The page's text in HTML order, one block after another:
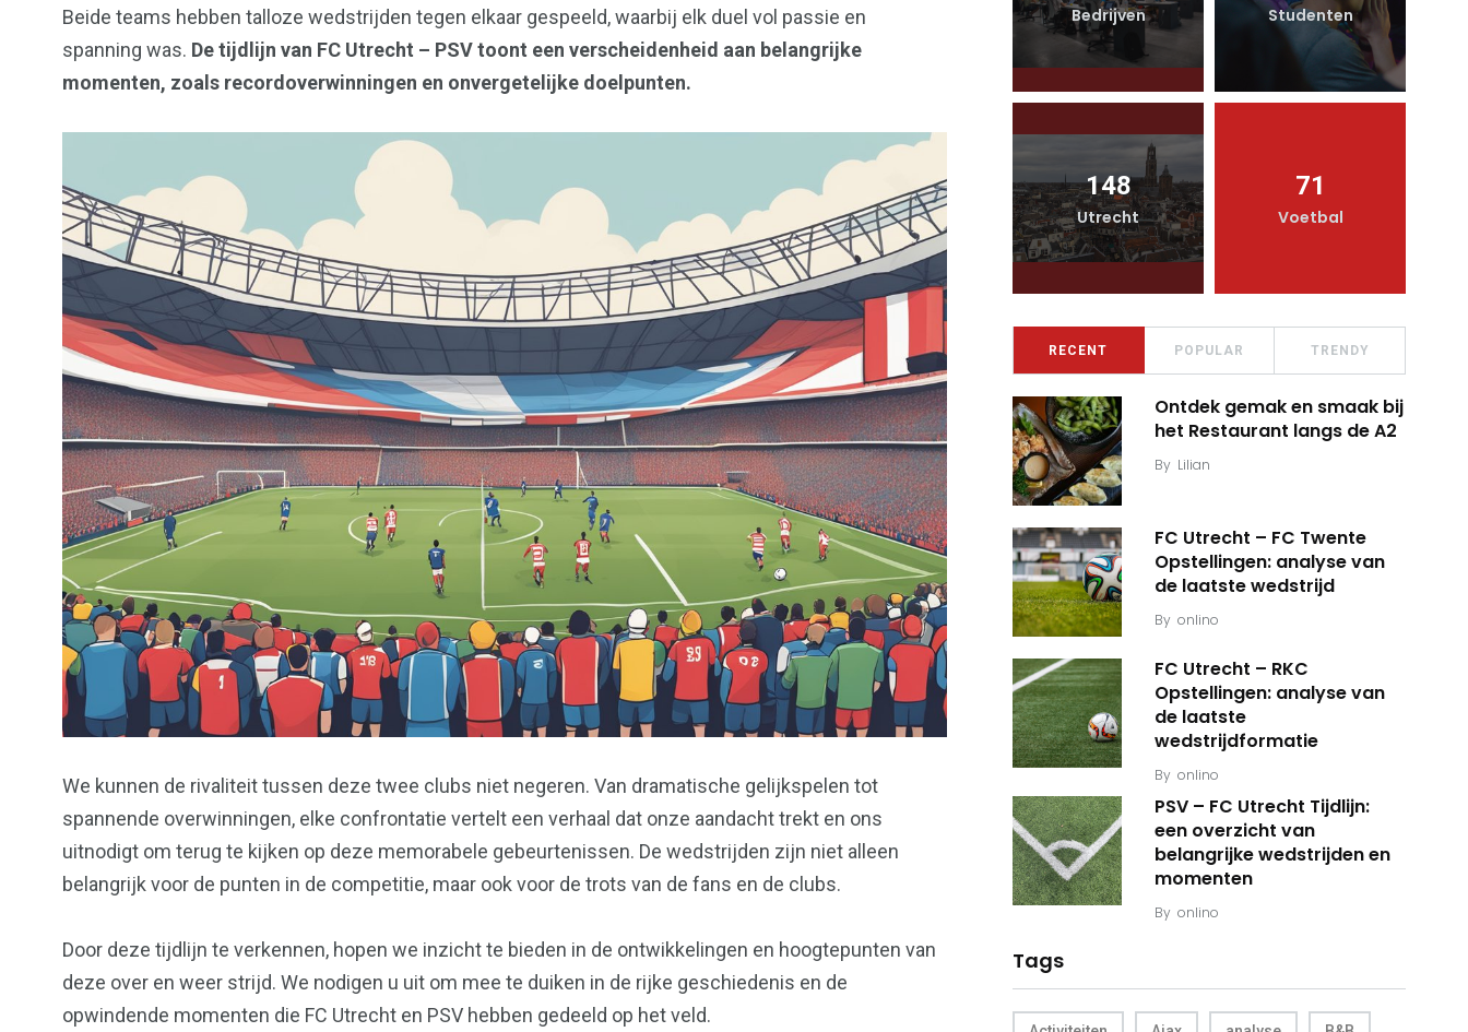
Beide teams hebben talloze wedstrijden tegen elkaar gespeeld, waarbij elk duel vol passie en
spanning was. De tijdlijn van FC Utrecht – PSV toont een verscheidenheid aan belangrijke
momenten, zoals recordoverwinningen en onvergetelijke doelpunten.
We kunnen de rivaliteit tussen deze twee clubs niet negeren. Van dramatische gelijkspelen tot
spannende overwinningen, elke confrontatie vertelt een verhaal dat onze aandacht trekt en ons
uitnodigt om terug te kijken op deze memorabele gebeurtenissen. De wedstrijden zijn niet alleen
belangrijk voor de punten in de competitie, maar ook voor de trots van de fans en de clubs.
Door deze tijdlijn te verkennen, hopen we inzicht te bieden in de ontwikkelingen en hoogtepunten van
deze over en weer strijd. We nodigen u uit om mee te duiken in de rijke geschiedenis en de
opwindende momenten die FC Utrecht en PSV hebben gedeeld op het veld.
Bedrijven Studenten
148
Utrecht
71
Voetbal
Wonen Bedrijven Studenten
148
Utrecht
71
Voetbal
RECENT POPULAR TRENDY
Ontdek gemak en smaak bij
het Restaurant langs de A2
By Lilian
FC Utrecht – FC Twente
Opstellingen: analyse van
de laatste wedstrijd
By onlino
FC Utrecht – RKC
Opstellingen: analyse van
de laatste
wedstrijdformatie
By onlino
PSV – FC Utrecht Tijdlijn:
een overzicht van
belangrijke wedstrijden en
momenten
By onlino
Tags